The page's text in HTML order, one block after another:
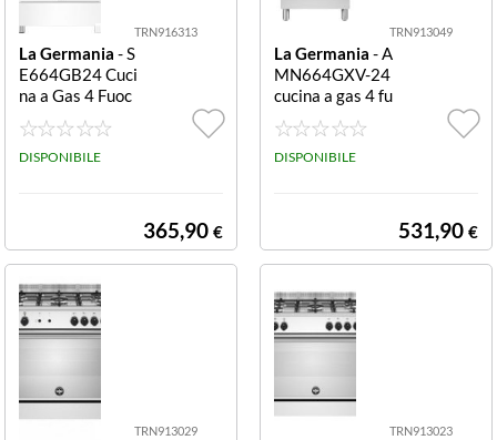
TRN916313
La Germania - S
E664GB24 Cuci
na a Gas 4 Fuoc
hi 57 L CUCINA
60CM 4F/GAS
F.GAS VENT. BI
DISPONIBILE
365,90 €
TRN913049
La Germania - A
MN664GXV-24
cucina a gas 4 fu
ochi 56 L acciaio
inox CUCINA 6
0CM 4F/GAS F.
DISPONIBILE
531,90 €
TRN913029 TRN913023